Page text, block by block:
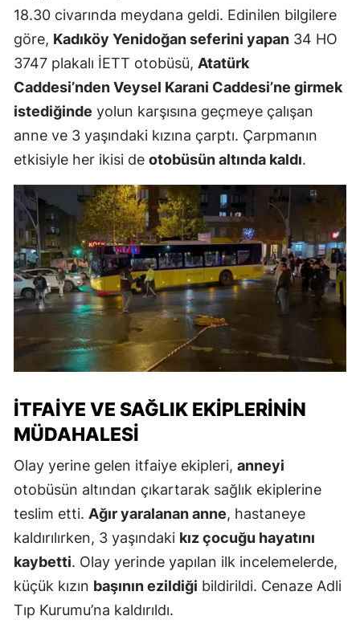
18.30 civarında meydana geldi. Edinilen bilgilere
göre, Kadıköy Yenidoğan seferini yapan 34 HO
3747 plakalı İETT otobüsü, Atatürk
Caddesi’nden Veysel Karani Caddesi’ne girmek
istediğinde yolun karşısına geçmeye çalışan
anne ve 3 yaşındaki kızına çarptı. Çarpmanın
etkisiyle her ikisi de otobüsün altında kaldı.
İTFAIYE VE SAĞLIK EKIPLERININ
MÜDAHALESI
Olay yerine gelen itfaiye ekipleri, anneyi
otobüsün altından çıkartarak sağlık ekiplerine
teslim etti. Ağır yaralanan anne, hastaneye
kaldırılırken, 3 yaşındaki kız çocuğu hayatını
kaybetti. Olay yerinde yapılan ilk incelemelerde,
küçük kızın başının ezildiği bildirildi. Cenaze Adli
Tıp Kurumu’na kaldırıldı.